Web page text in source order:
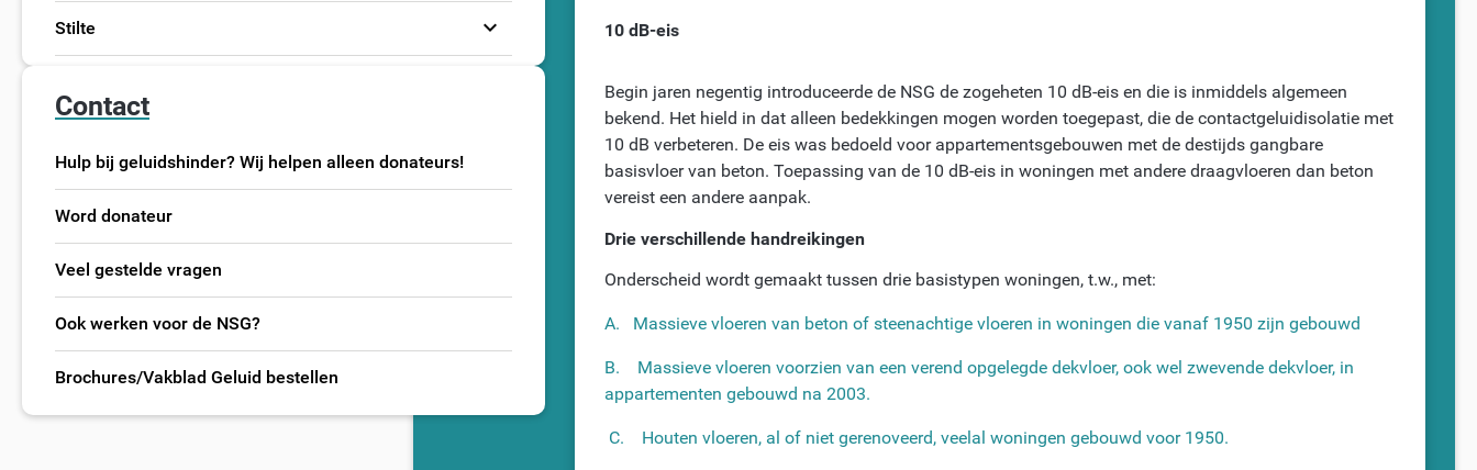
Stilte expand_more
Contact
Hulp bij geluidshinder? Wij helpen alleen donateurs!
Word donateur
Veel gestelde vragen
Ook werken voor de NSG?
Brochures/Vakblad Geluid bestellen
10 dB-eis
Begin jaren negentig introduceerde de NSG de zogeheten 10 dB-eis en die is inmiddels algemeen
bekend. Het hield in dat alleen bedekkingen mogen worden toegepast, die de contactgeluidisolatie met
10 dB verbeteren. De eis was bedoeld voor appartementsgebouwen met de destijds gangbare
basisvloer van beton. Toepassing van de 10 dB-eis in woningen met andere draagvloeren dan beton
vereist een andere aanpak.
Drie verschillende handreikingen
Onderscheid wordt gemaakt tussen drie basistypen woningen, t.w., met:
A. Massieve vloeren van beton of steenachtige vloeren in woningen die vanaf 1950 zijn gebouwd
B. Massieve vloeren voorzien van een verend opgelegde dekvloer, ook wel zwevende dekvloer, in
appartementen gebouwd na 2003.
C. Houten vloeren, al of niet gerenoveerd, veelal woningen gebouwd voor 1950.